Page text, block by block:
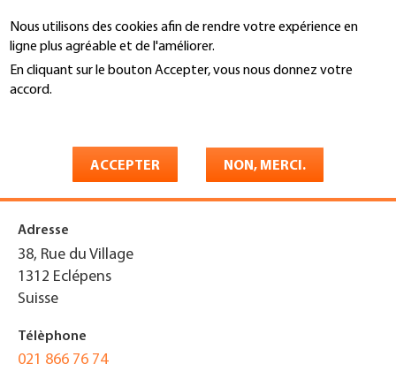
Nous utilisons des cookies afin de rendre votre expérience en
ligne plus agréable et de l'améliorer.
En cliquant sur le bouton Accepter, vous nous donnez votre
accord.
ACCEPTER NON, MERCI.
au
contenu
principal
Recherche
You
Couverture Sanitaire Sàrl
Adresse
38, Rue du Village
1312 Eclépens
Suisse
Télèphone
021 866 76 74